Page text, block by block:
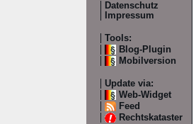
Datenschutz
Impressum
Tools:
Blog-Plugin
Mobilversion
Update via:
Web-Widget
Feed
Rechtskataster